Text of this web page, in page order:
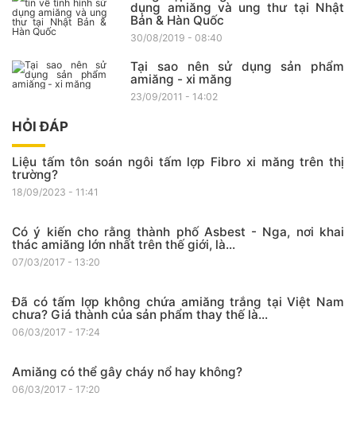
dụng amiăng và ung thư tại Nhật
Bản & Hàn Quốc
30/08/2019 - 08:40
Tại sao nên sử dụng sản phẩm
amiăng - xi măng
23/09/2011 - 14:02
HỎI ĐÁP
Liệu tấm tôn soán ngôi tấm lợp Fibro xi măng trên thị
trường?
18/09/2023 - 11:41
Có ý kiến cho rằng thành phố Asbest - Nga, nơi khai
thác amiăng lớn nhất trên thế giới, là...
07/03/2017 - 13:20
Đã có tấm lợp không chứa amiăng trắng tại Việt Nam
chưa? Giá thành của sản phẩm thay thế là...
06/03/2017 - 17:24
Amiăng có thể gây cháy nổ hay không?
06/03/2017 - 17:20